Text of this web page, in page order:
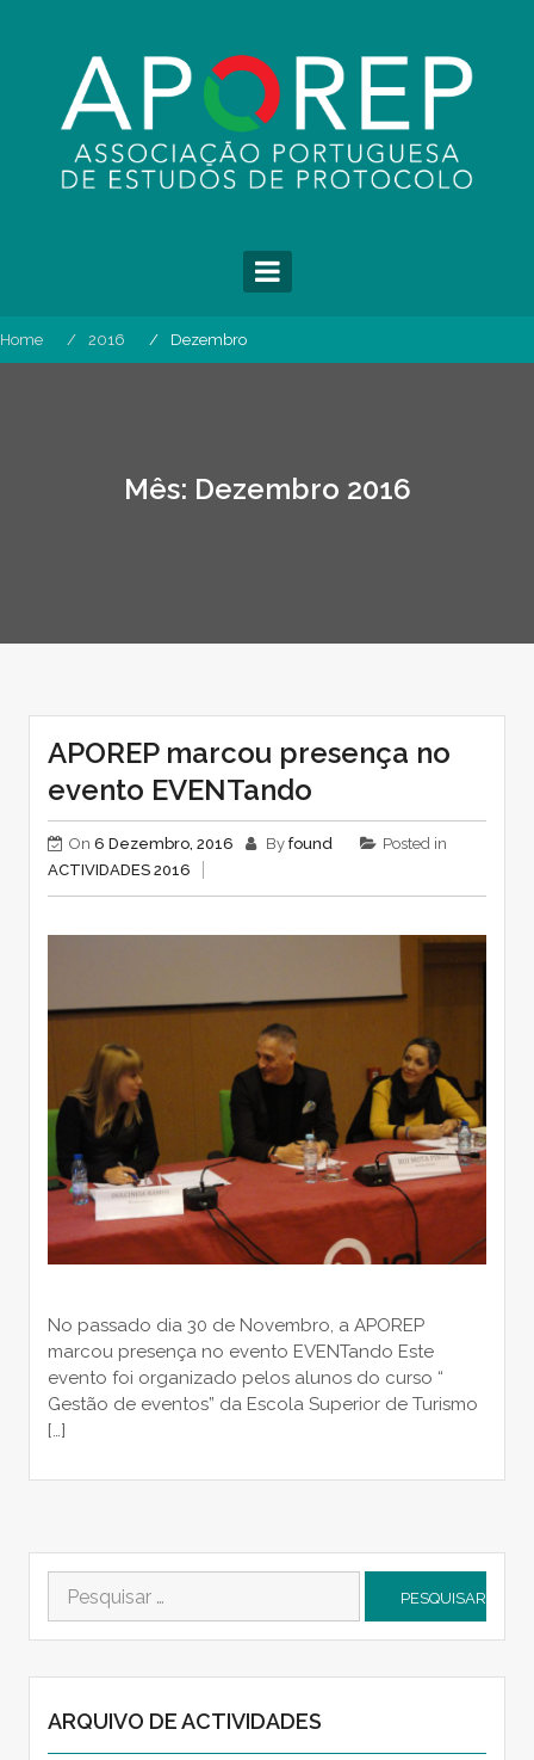
Home 2016 Dezembro
Mês: Dezembro 2016
APOREP marcou presença no
evento EVENTando
On 6 Dezembro, 2016 By found
Posted in
ACTIVIDADES 2016
No passado dia 30 de Novembro, a APOREP
marcou presença no evento EVENTando Este
evento foi organizado pelos alunos do curso “
Gestão de eventos” da Escola Superior de Turismo
[…]
por:
ARQUIVO DE ACTIVIDADES